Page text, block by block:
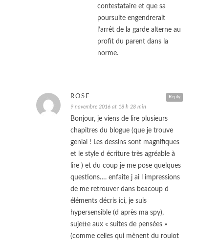
contestataire et que sa
poursuite engendrerait
l’arrêt de la garde alterne au
profit du parent dans la
norme.
Reply
ROSE
9 novembre 2016 at 18 h 28 min
Bonjour, je viens de lire plusieurs
chapitres du blogue (que je trouve
genial ! Les dessins sont magnifiques
et le style d écriture très agréable à
lire ) et du coup je me pose quelques
questions…. enfaite j ai l impressions
de me retrouver dans beacoup d
éléments décris ici, je suis
hypersensible (d après ma spy),
sujette aux « suites de pensées »
(comme celles qui mènent du roulot